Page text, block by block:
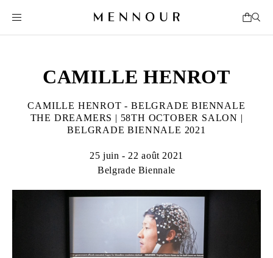
CAMILLE HENROT
CAMILLE HENROT - BELGRADE BIENNALE
THE DREAMERS | 58TH OCTOBER SALON |
BELGRADE BIENNALE 2021
25 juin - 22 août 2021
Belgrade Biennale